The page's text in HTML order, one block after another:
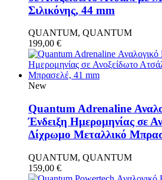
Σιλικόνης, 44 mm
QUANTUM, QUANTUM
199,00 €
New
Quantum Adrenaline
Ένδειξη Ημερομηνίας σε
Δίχρωμο Μεταλλικό
QUANTUM, QUANTUM
159,00 €